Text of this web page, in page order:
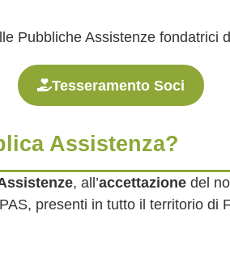
Tesseramento Soci
Assistenza?
, all’accettazione del
presenti in tutto il territorio di